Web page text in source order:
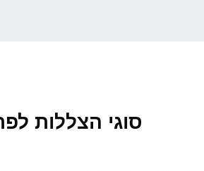
סוגי הצללות